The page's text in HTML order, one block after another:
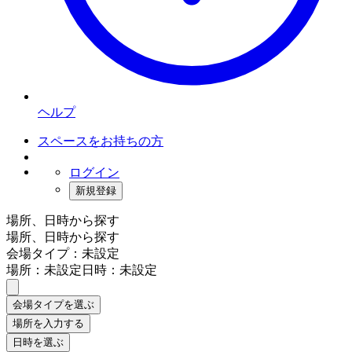
ヘルプ
スペースをお持ちの方
ログイン
新規登録
場所、日時から探す
場所、日時から探す
会場タイプ：未設定
場所：未設定日時：未設定
会場タイプを選ぶ
場所を入力する
日時を選ぶ